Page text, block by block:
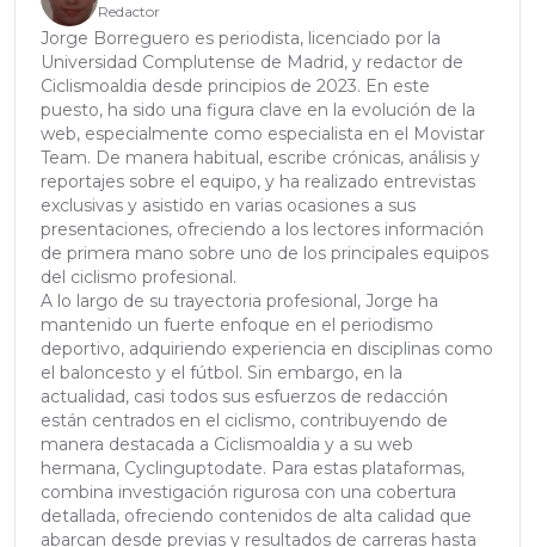
Redactor
Jorge Borreguero es periodista, licenciado por la
Universidad Complutense de Madrid, y redactor de
Ciclismoaldia desde principios de 2023. En este
puesto, ha sido una figura clave en la evolución de la
web, especialmente como especialista en el Movistar
Team. De manera habitual, escribe crónicas, análisis y
reportajes sobre el equipo, y ha realizado entrevistas
exclusivas y asistido en varias ocasiones a sus
presentaciones, ofreciendo a los lectores información
de primera mano sobre uno de los principales equipos
del ciclismo profesional.
A lo largo de su trayectoria profesional, Jorge ha
mantenido un fuerte enfoque en el periodismo
deportivo, adquiriendo experiencia en disciplinas como
el baloncesto y el fútbol. Sin embargo, en la
actualidad, casi todos sus esfuerzos de redacción
están centrados en el ciclismo, contribuyendo de
manera destacada a Ciclismoaldia y a su web
hermana, Cyclinguptodate. Para estas plataformas,
combina investigación rigurosa con una cobertura
detallada, ofreciendo contenidos de alta calidad que
abarcan desde previas y resultados de carreras hasta